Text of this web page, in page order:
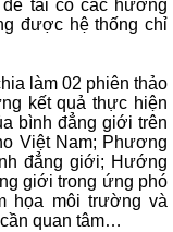
tài có các hướng
được hệ thống chỉ
làm 02 phiên thảo
kết quả thực hiện
bình đẳng giới trên
Việt Nam; Phương
đẳng giới; Hướng
giới trong ứng phó
họa môi trường và
quan tâm…